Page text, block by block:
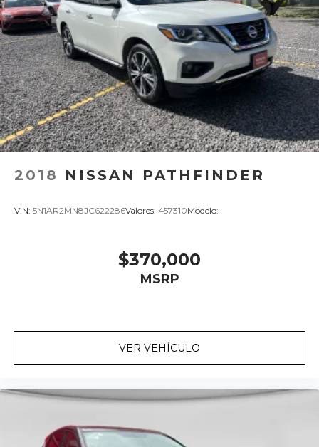
2018 NISSAN PATHFINDER
VIN: 5N1AR2MN8JC622286Valores: 457310Modelo:
$370,000
MSRP
VER VEHÍCULO